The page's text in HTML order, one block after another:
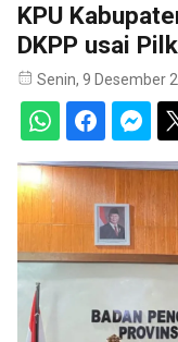
KPU
DKPP usai
Senin, 9 Desember